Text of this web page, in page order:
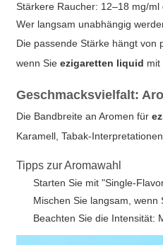
Stärkere Raucher: 12–18 mg/
Wer langsam unabhängig
Die passende Stärke hängt von
wenn Sieezigaretten liquid mit
Geschmacksvielfalt:
Die Bandbreite an Aromen für
Karamell, Tabak-
Tipps zur Aromawahl
Starten Sie mit "Single-
Mischen Sie langsam, wenn
Beachten Sie die Intensität: